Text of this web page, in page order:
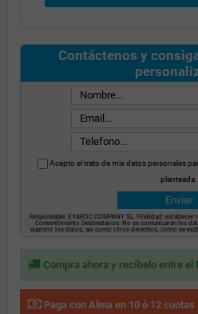
Contáctenos y
Acepto el trato de mis datos personales
planteada.
Responsable: EYAROC COMPANY SL, Finalidad:
Consentimiento Destinatarios: No se comunicarán los
suprimir los datos, así como otros derechos, como se
Compra ahora y recíbelo entre el
Paga con Alma en 10 ó 12 cuotas